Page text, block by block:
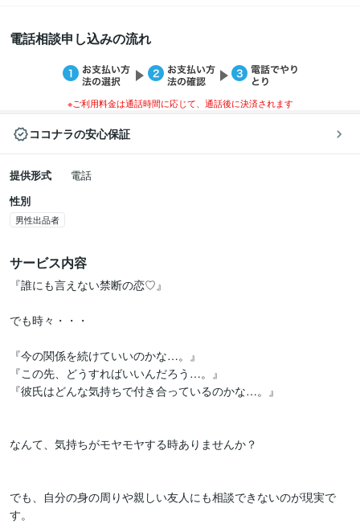
電話相談申し込みの流れ
※ご利用料金は通話時間に応じて、通話後に決済されます
ココナラの安心保証
提供形式
電話
性別
男性出品者
サービス内容
『誰にも言えない禁断の恋♡』
でも時々・・・
『今の関係を続けていいのかな…。』
『この先、どうすればいいんだろう…。』
『彼氏はどんな気持ちで付き合っているのかな…。』
なんて、気持ちがモヤモヤする時ありませんか？
でも、自分の身の周りや親しい友人にも相談できないのが現実で
す。